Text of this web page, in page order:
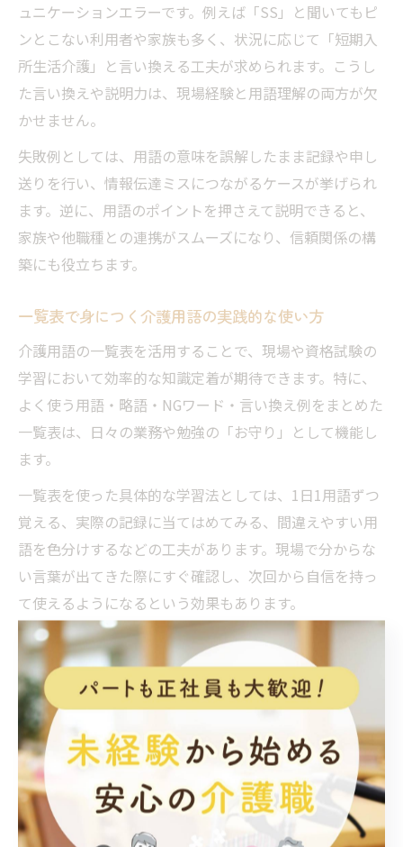
ュニケーションエラーです。例えば「SS」と聞いてもピ
ンとこない利用者や家族も多く、状況に応じて「短期入
所生活介護」と言い換える工夫が求められます。こうし
た言い換えや説明力は、現場経験と用語理解の両方が欠
かせません。
失敗例としては、用語の意味を誤解したまま記録や申し
送りを行い、情報伝達ミスにつながるケースが挙げられ
ます。逆に、用語のポイントを押さえて説明できると、
家族や他職種との連携がスムーズになり、信頼関係の構
築にも役立ちます。
一覧表で身につく介護用語の実践的な使い方
介護用語の一覧表を活用することで、現場や資格試験の
学習において効率的な知識定着が期待できます。特に、
よく使う用語・略語・NGワード・言い換え例をまとめた
一覧表は、日々の業務や勉強の「お守り」として機能し
ます。
一覧表を使った具体的な学習法としては、1日1用語ずつ
覚える、実際の記録に当てはめてみる、間違えやすい用
語を色分けするなどの工夫があります。現場で分からな
い言葉が出てきた際にすぐ確認し、次回から自信を持っ
て使えるようになるという効果もあります。
注意点として、一覧表はあくまで「きっかけ」に過ぎま
せん。実際の現場で使いながら、ニュアンスや場面ごと
の使い分けを身につけていくことが、真のスキルアップ
につながります。用語表を活用しつつ、先輩や同僚との
情報共有も積極的に行いましょう。
覚えにくい介護略語も効率よくマ